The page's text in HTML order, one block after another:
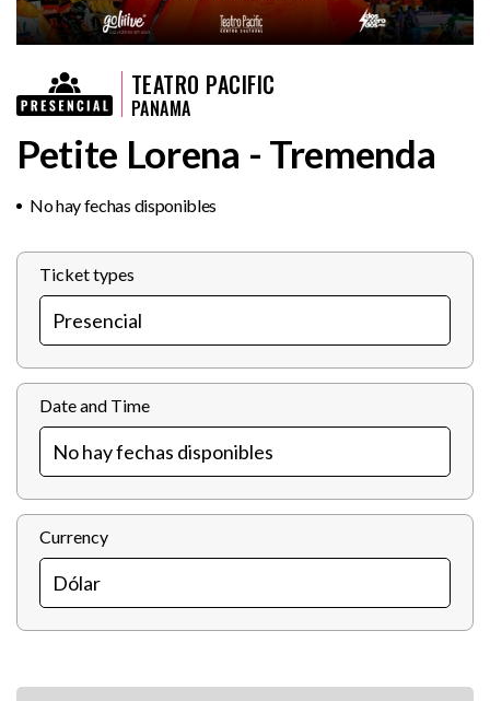
TEATRO PACIFIC
PANAMA
Petite Lorena - Tremenda
No hay fechas disponibles
Ticket types
Date and Time
Currency